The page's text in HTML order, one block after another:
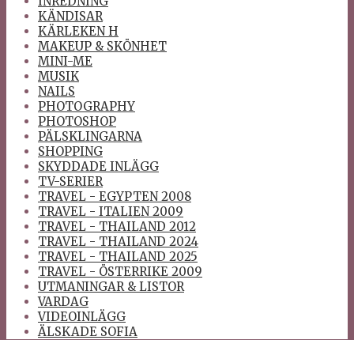
KÄNDISAR
KÄRLEKEN H
MAKEUP & SKÖNHET
MINI-ME
MUSIK
NAILS
PHOTOGRAPHY
PHOTOSHOP
PÄLSKLINGARNA
SHOPPING
SKYDDADE INLÄGG
TV-SERIER
TRAVEL - EGYPTEN 2008
TRAVEL - ITALIEN 2009
TRAVEL - THAILAND 2012
TRAVEL - THAILAND 2024
TRAVEL - THAILAND 2025
TRAVEL - ÖSTERRIKE 2009
UTMANINGAR & LISTOR
VARDAG
VIDEOINLÄGG
ÄLSKADE SOFIA